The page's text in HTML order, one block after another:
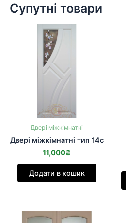
Супутні товари
Двері міжкімнатні
Двері міжкімнатні тип 14с
11,000₴
Додати в кошик